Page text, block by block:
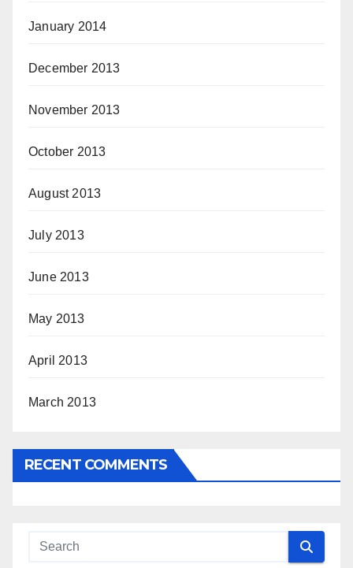
January 2014
December 2013
November 2013
October 2013
August 2013
July 2013
June 2013
May 2013
April 2013
March 2013
RECENT COMMENTS